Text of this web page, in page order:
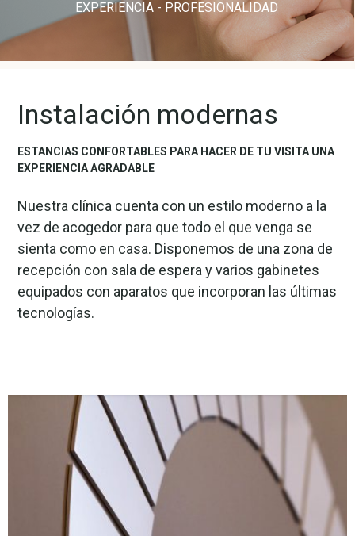
EXPERIENCIA - PROFESIONALIDAD
Instalación modernas
ESTANCIAS CONFORTABLES PARA HACER DE TU VISITA UNA
EXPERIENCIA AGRADABLE
Nuestra clínica cuenta con un estilo moderno a la
vez de acogedor para que todo el que venga se
sienta como en casa. Disponemos de una zona de
recepción con sala de espera y varios gabinetes
equipados con aparatos que incorporan las últimas
tecnologías.